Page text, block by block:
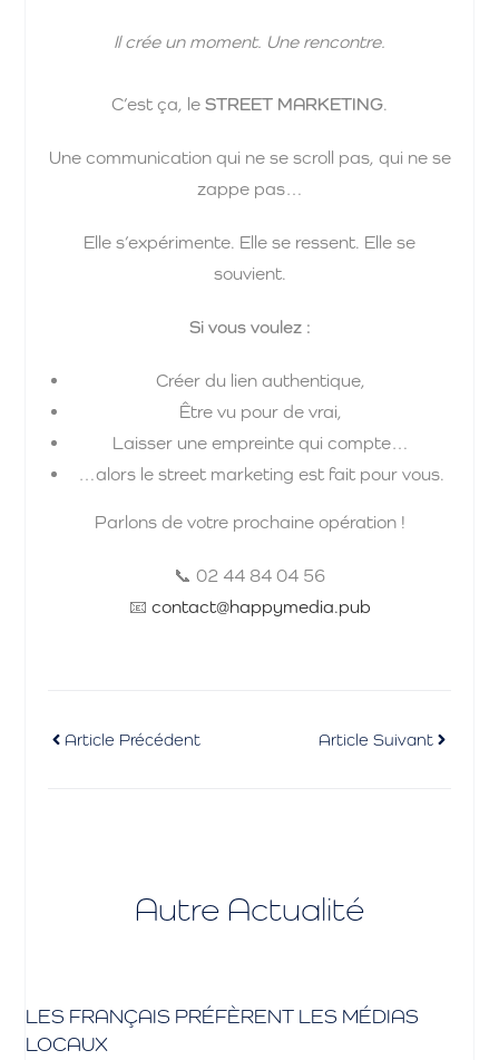
Il crée un moment. Une rencontre.
C’est ça, le STREET MARKETING.
Une communication qui ne se scroll pas, qui ne se
zappe pas…
Elle s’expérimente. Elle se ressent. Elle se
souvient.
Si vous voulez :
Créer du lien authentique,
Être vu pour de vrai,
Laisser une empreinte qui compte…
…alors le street marketing est fait pour vous.
Parlons de votre prochaine opération !
📞 02 44 84 04 56
📧 contact@happymedia.pub
Article Précédent Article Suivant
Autre Actualité
LES FRANÇAIS PRÉFÈRENT LES MÉDIAS
LOCAUX